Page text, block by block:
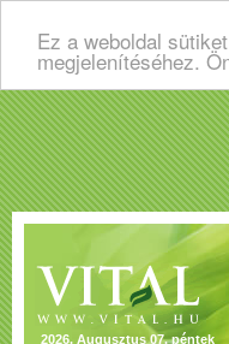
Ez a weboldal
megjelenítéséhez.
2026. Augusztus 07. péntek